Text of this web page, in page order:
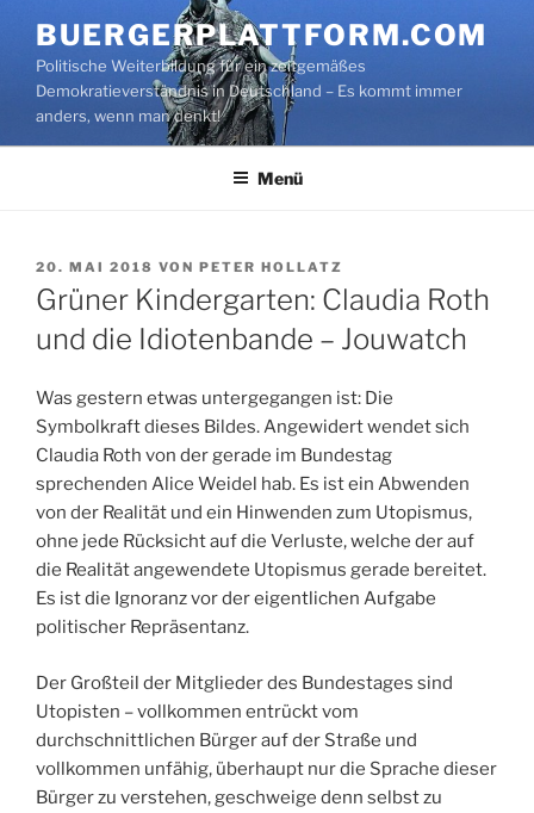
Inhalt
springen
BUERGERPLATTFORM.COM
Politische Weiterbildung für ein zeitgemäßes
Demokratieverständnis in Deutschland – Es kommt immer
anders, wenn man denkt!
Menü
VERÖFFENTLICHT
AM
20. MAI 2018 VON PETER HOLLATZ
Grüner Kindergarten: Claudia Roth
und die Idiotenbande – Jouwatch
Was gestern etwas untergegangen ist: Die
Symbolkraft dieses Bildes. Angewidert wendet sich
Claudia Roth von der gerade im Bundestag
sprechenden Alice Weidel hab. Es ist ein Abwenden
von der Realität und ein Hinwenden zum Utopismus,
ohne jede Rücksicht auf die Verluste, welche der auf
die Realität angewendete Utopismus gerade bereitet.
Es ist die Ignoranz vor der eigentlichen Aufgabe
politischer Repräsentanz.
Der Großteil der Mitglieder des Bundestages sind
Utopisten – vollkommen entrückt vom
durchschnittlichen Bürger auf der Straße und
vollkommen unfähig, überhaupt nur die Sprache dieser
Bürger zu verstehen, geschweige denn selbst zu